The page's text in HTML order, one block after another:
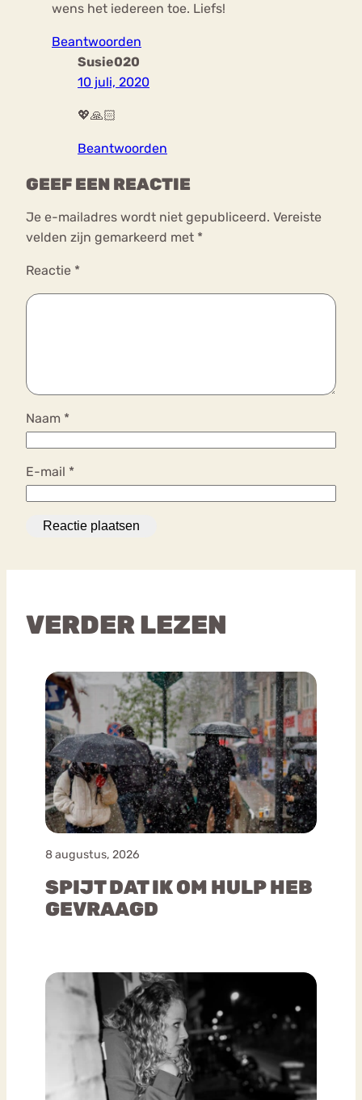
wens het iedereen toe. Liefs!
Beantwoorden
Susie020
10 juli, 2020
💖🙏🏻
Beantwoorden
GEEF EEN REACTIE
Je e-mailadres wordt niet gepubliceerd. Vereiste
velden zijn gemarkeerd met *
Reactie *
Naam *
E-mail *
VERDER LEZEN
8 augustus, 2026
SPIJT DAT IK OM HULP HEB
GEVRAAGD